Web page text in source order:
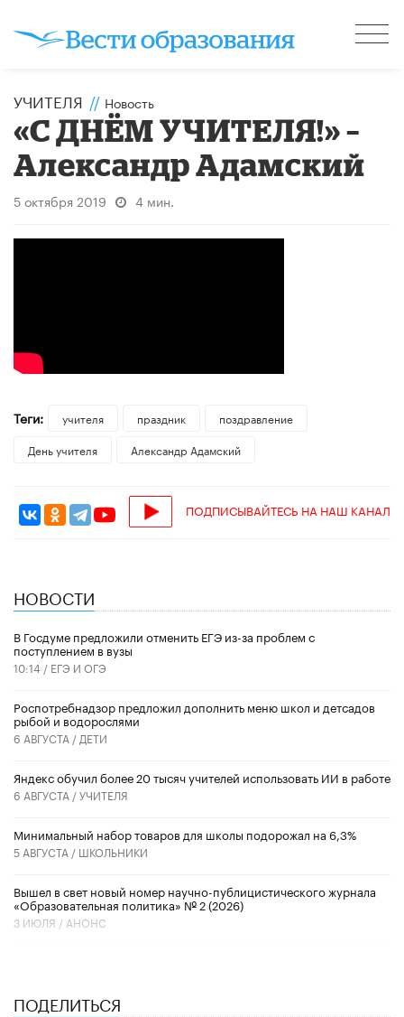
УЧИТЕЛЯ // Новость
«С ДНЁМ УЧИТЕЛЯ!» –
Александр Адамский
5 октября 2019 4 мин.
Теги: учителя праздник
поздравление
День учителя
Александр Адамский
ПОДПИСЫВАЙТЕСЬ НА НАШ КАНАЛ
НОВОСТИ
В Госдуме предложили отменить ЕГЭ из-за проблем с
поступлением в вузы
10:14 / ЕГЭ И ОГЭ
Роспотребнадзор предложил дополнить меню школ и детсадов
рыбой и водорослями
6 АВГУСТА / ДЕТИ
​Яндекс обучил более 20 тысяч учителей использовать ИИ в работе
6 АВГУСТА /УЧИТЕЛЯ
Минимальный набор товаров для школы подорожал на 6,3%
5 АВГУСТА / ШКОЛЬНИКИ
Вышел в свет новый номер научно-публицистического журнала
«Образовательная политика» № 2 (2026)
3 ИЮЛЯ / АНОНС
ПОДЕЛИТЬСЯ